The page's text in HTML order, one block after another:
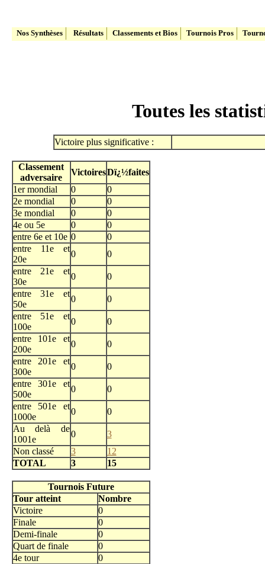
Nos Synthèses Résultats Classements et Bios Tournois Pros
Toutes les
Victoire plus significative :
Classement
adversaire
VictoiresDï¿½faites
1er mondial
0
0
2e mondial
0
0
3e mondial
0
0
4e ou 5e
0
0
entre 6e et 10e 0
0
entre 11e et
20e
0
0
entre 21e et
30e
0
0
entre 31e et
50e
0
0
entre 51e et
100e
0
0
entre 101e et
200e
0
0
entre 201e et
300e
0
0
entre 301e et
500e
0
0
entre 501e et
1000e
0
0
Au delà de
1001e
0
3
Non classé
3
12
TOTAL
3 15
Tournois Future
Tour atteint
Nombre
Victoire
0
Finale
0
Demi-finale
0
Quart de finale
0
4e tour
0